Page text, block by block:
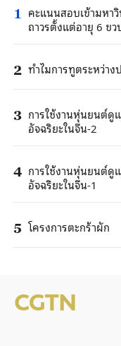
1 คะแนนสอบเข้ามหา
ถาวรตั้งแต่อายุ 6 ข
2 ทำไมการทูตระหว่าง
3 การใช้งานหุ่นยนต์
อัจฉริยะในจีน-2
4 การใช้งานหุ่นยนต์
อัจฉริยะในจีน-1
5 โครงการตะกร้าผัก